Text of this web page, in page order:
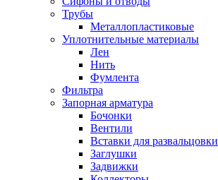
Трубы
Металлопластиковые
Уплотнительные материалы
Лен
Нить
Фумлента
Фильтра
Запорная арматура
Бочонки
Вентили
Вставки для развальцовки
Заглушки
Задвижки